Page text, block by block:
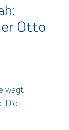
Otto
wagt
Die...